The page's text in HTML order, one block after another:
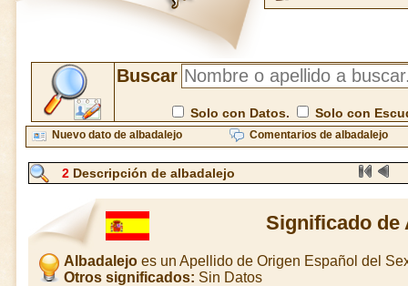
Buscar
Solo con Datos. Solo con
Nuevo dato de albadalejo Comentarios de albadalejo
2 Descripción de albadalejo
Significado de
Albadalejoes un Apellido de Origen Español del
Otros significados: Sin Datos